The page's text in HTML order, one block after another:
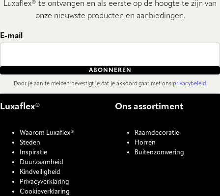
Luxaflex® te ontvangen en als eerste op de hoogte te zijn van
onze nieuwste producten en aanbiedingen.
E-mail
ABONNEREN
Door je aan te melden bevestigt je dat je akkoord gaat met ons privacybeleid.
Luxaflex®
Waarom Luxaflex®
Steden
Inspiratie
Duurzaamheid
Kindveiligheid
Privacyverklaring
Cookieverklaring
Ons assortiment
Raamdecoratie
Horren
Buitenzonwering